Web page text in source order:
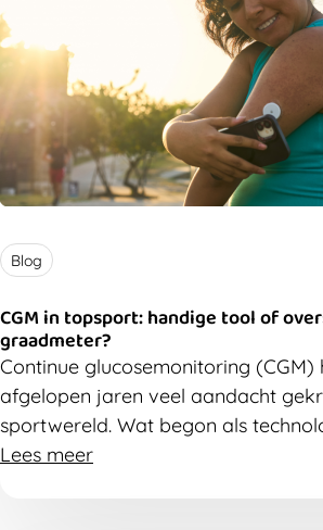
Blog
CGM in topsport: handige tool of
graadmeter?
Continue glucosemonitoring (CGM)
afgelopen jaren veel aandacht
sportwereld. Wat begon als
met diabetes, werd al snel opgepikt
Lees meer